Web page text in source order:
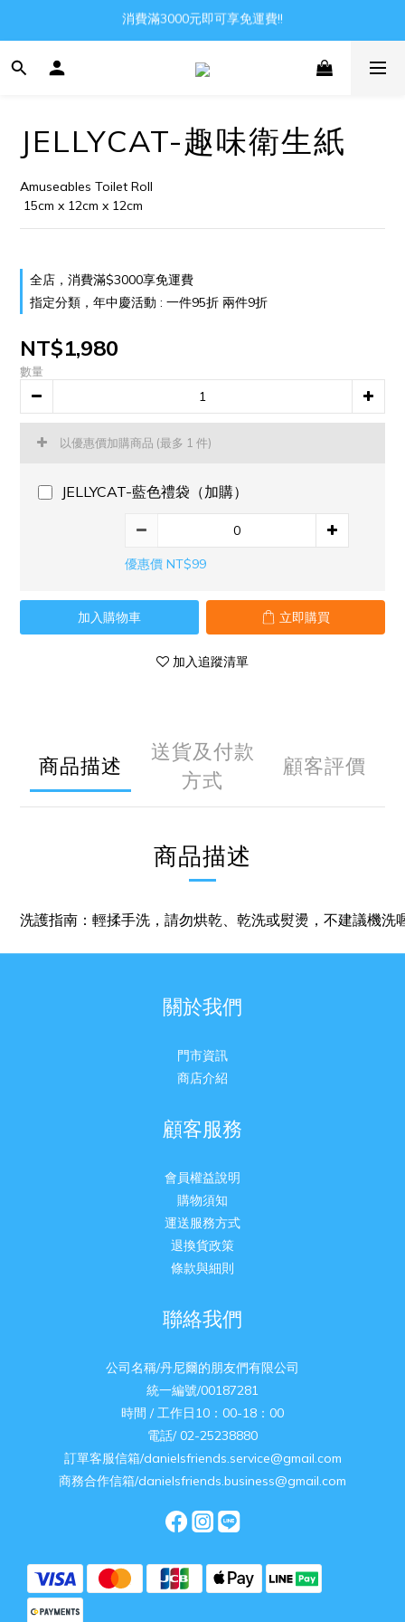
Gather all the joys in the world
消費滿3000元即可享免運費!!
JELLYCAT-趣味衛生紙
Amuseables Toilet Roll
15cm x 12cm x 12cm
全店，消費滿$3000享免運費
指定分類，年中慶活動 : 一件95折 兩件9折
NT$1,980
數量
以優惠價加購商品 (最多 1 件)
JELLYCAT-藍色禮袋（加購）
優惠價 NT$99
加入購物車 立即購買
加入追蹤清單
商品描述
送貨及付款
方式
顧客評價
商品描述
洗護指南：輕揉手洗，請勿烘乾、乾洗或熨燙，不建議機洗
關於我們
門市資訊
商店介紹
顧客服務
會員權益說明
購物須知
運送服務方式
退換貨政策
條款與細則
聯絡我們
公司名稱/丹尼爾的朋友們有限公司
統一編號/00187281
時間 / 工作日10：00-18：00
電話/ 02-25238880
訂單客服信箱/danielsfriends.service@gmail.com
商務合作信箱/danielsfriends.business@gmail.com